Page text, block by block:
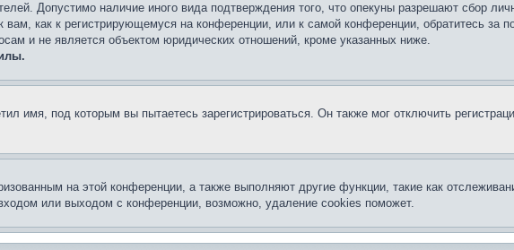
Допустимо наличие иного вида подтверждения того, что опекуны разрешают сбор
как к регистрирующемуся на конференции, или к самой конференции, обратитесь за
и не является объектом юридических отношений, кроме указанных ниже.
имя, под которым вы пытаетесь зарегистрироваться. Он также мог отключить
на этой конференции, а также выполняют другие функции, такие как
или выходом с конференции, возможно, удаление cookies поможет.